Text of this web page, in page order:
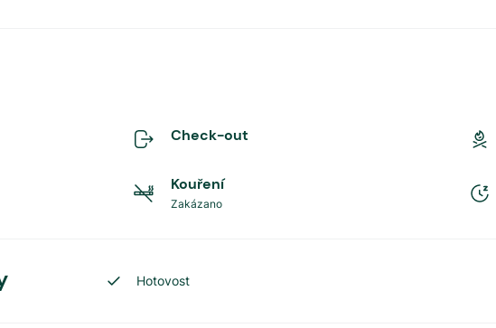
Check-out
Kouření
Zakázano
Hotovost